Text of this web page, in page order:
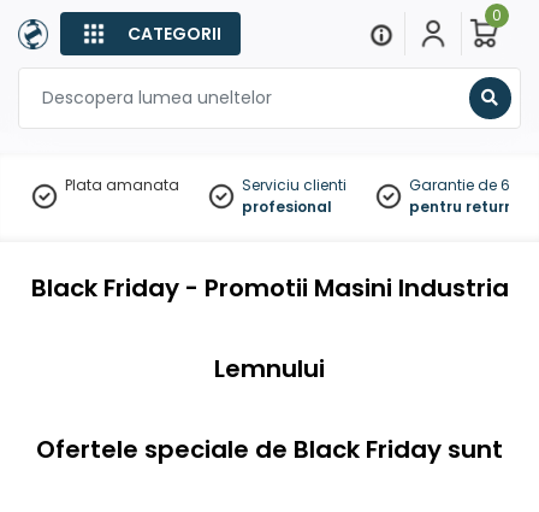
CATEGORII
0
Plata amanata
Serviciu clienti
profesional
Garantie de 60
pentru
Black Friday - Promotii Masini Industria
Lemnului
Ofertele speciale de Black Friday sunt